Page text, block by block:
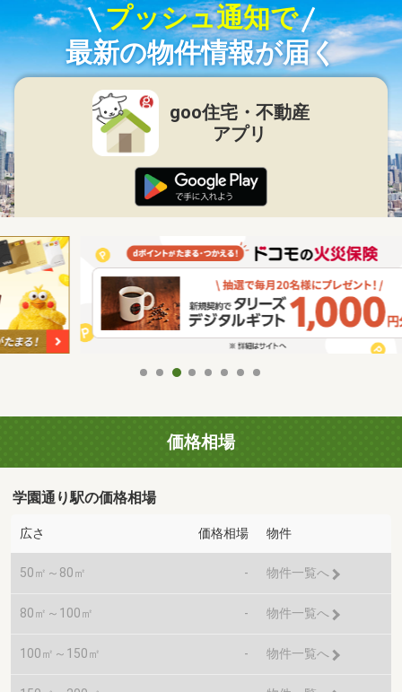
プッシュ通知で
最新の物件情報が届く
goo住宅・不動産
アプリ
価格相場
学園通り駅の価格相場
広さ 価格相場 物件
50㎡～80㎡ - 物件一覧へ
80㎡～100㎡ - 物件一覧へ
100㎡～150㎡ - 物件一覧へ